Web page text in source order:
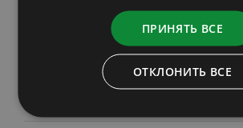
Facebook
Pin This
Product
ПРИНЯТЬ ВСЕ
ОТКЛОНИТЬ ВСЕ